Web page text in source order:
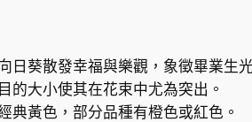
向日葵散發幸福與樂觀，象徵畢業生
的大小使其在花束中尤為突出。
典黃色，部分品種有橙色或紅色。